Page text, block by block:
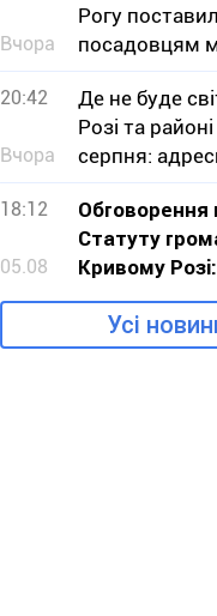
Вчора
Рогу
посадовцям
турбувало
20:42
Вчора
Де не буде
Розі та
серпня:
18:12
05.08
Обговорення
Статуту
Кривому
обурення
діяти
Усі